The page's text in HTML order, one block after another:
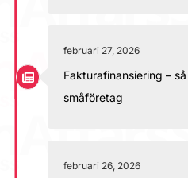
februari 27, 2026
Fakturafinansiering –
småföretag
februari 26, 2026